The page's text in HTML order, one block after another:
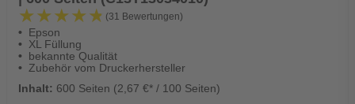
★★★★★
★★★★★ (31 Bewertungen)
Epson
XL Füllung
bekannte Qualität
Zubehör vom Druckerhersteller
Inhalt: 600 Seiten (2,67 €* / 100 Seiten)